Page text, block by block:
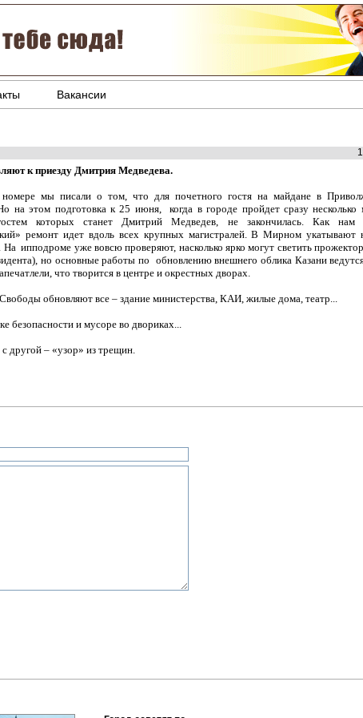
Вакансии
к приезду Дмитрия Медведева.
мы писали о том, что для почетного гостя на майдане в
на этом подготовка к 25 июня, когда в городе пройдет сразу несколько
которых станет Дмитрий Медведев, не закончилась. Как
ремонт идет вдоль всех крупных магистралей. В Мирном укатывают
На ипподроме уже вовсю проверяют, насколько ярко могут светить
но основные работы по обновлению внешнего облика Казани
что творится в центре и окрестных дворах.
обновляют все – здание министерства, КАИ, жилые дома, театр...
безопасности и мусоре во двориках...
другой – «узор» из трещин.